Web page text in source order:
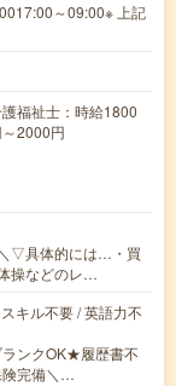
～09:00※ 上記
福祉士：時給1800
2000円
▽具体的には…・買
操などのレ…
キル不要 / 英語力不
ンクOK★履歴書不
険完備＼…